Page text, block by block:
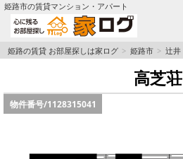
姫路市の賃貸マンション・アパート
TOPページ
ペットOK物件
戸建物件
姫路の賃貸 お部屋探しは家ログ 姫路市 辻井
高芝荘
物件番号/1128315041